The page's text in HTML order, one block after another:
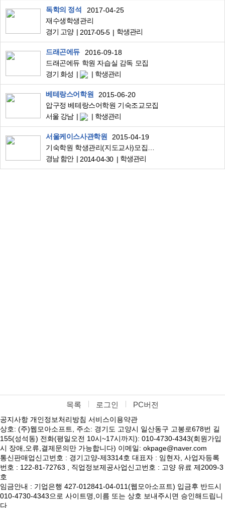
독학의 정석
2017-04-25
재수생학생관리
경기 고양
2017-05-5 학생관리
드래곤에듀
2016-09-18
드래곤에듀 학원 자습실 감독 모집
경기 화성
학생관리
베테랑스어학원
2015-06-20
압구정 베테랑스어학원 기숙조교모집
서울 강남
학생관리
서울케이스사관학원
2015-04-19
경남 함안
2014-04-30 학생관리
목록 로그인 PC버전
공지사항 개인정보처리방침 서비스이용약관
상호: (주)웹모아소프트, 주소: 경기도 고양시 일산동구 고봉로678번 길
155(성석동) 전화(평일오전 10시~17시까지): 010-4730-4343(회원가입
시 장애,오류,결제문의만 가능합니다) 이메일: okpage@naver.com
통신판매업신고번호 : 경기고양-제3314호 대표자 : 임현자, 사업자등록
번호 : 122-81-72763 , 직업정보제공사업신고번호 : 고양 유료 제2009-3
호
임금안내 : 기업은행 427-012841-04-011(웹모아소프트) 입금후 반드시
010-4730-4343으로 사이트명,이름 또는 상호 보내주시면 승인해드립니
다